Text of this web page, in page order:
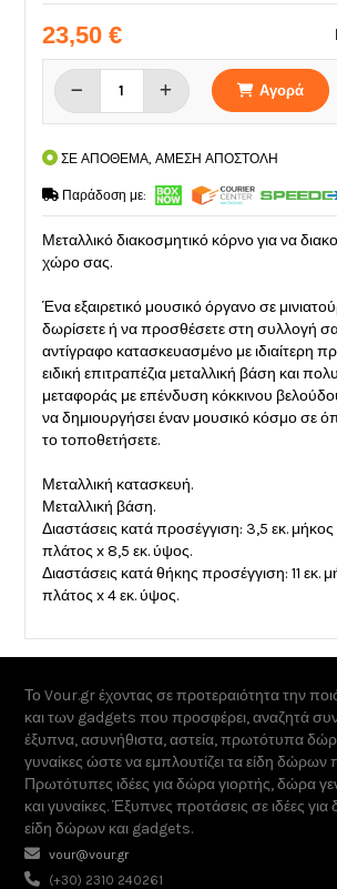
23,50 €
Αγορά
ΣΕ ΑΠΟΘΕΜΑ, ΑΜΕΣΗ ΑΠΟΣΤΟΛΗ
Παράδοση με:
Μεταλλικό διακοσμητικό κόρνο για να
χώρο σας.
Ένα εξαιρετικό μουσικό όργανο σε
δωρίσετε ή να προσθέσετε στη συλλογή
αντίγραφο κατασκευασμένο με ιδιαίτερη
ειδική επιτραπέζια μεταλλική βάση και
μεταφοράς με επένδυση κόκκινου
να δημιουργήσει έναν μουσικό κόσμο σε
το τοποθετήσετε.
Μεταλλική κατασκευή.
Μεταλλική βάση.
Διαστάσεις κατά προσέγγιση: 3,5 εκ. μήκος
πλάτος x 8,5 εκ. ύψος.
Διαστάσεις κατά θήκης προσέγγιση: 11 εκ.
πλάτος x 4 εκ. ύψος.
Το Vour.gr έχοντας σε προτεραιότητα την
και των gadgets που προσφέρει, αναζητά
έξυπνα, ασυνήθιστα, αστεία, πρωτότυπα
γυναίκες ώστε να εμπλουτίζει τα είδη
Πρωτότυπες ιδέες για δώρα γιορτής, δώρα
και γυναίκες. Έξυπνες προτάσεις σε ιδέες
είδη δώρων και gadgets.
vour@vour.gr
(+30) 2310 240261